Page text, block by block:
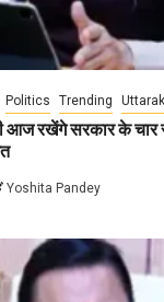
Politics Trending
आज रखेंगे सरकार के चार
Yoshita Pandey